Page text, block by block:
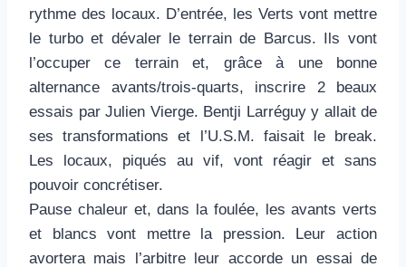
rythme des locaux. D’entrée, les Verts vont mettre
le turbo et dévaler le terrain de Barcus. Ils vont
l’occuper ce terrain et, grâce à une bonne
alternance avants/trois-quarts, inscrire 2 beaux
essais par Julien Vierge. Bentji Larréguy y allait de
ses transformations et l’U.S.M. faisait le break.
Les locaux, piqués au vif, vont réagir et sans
pouvoir concrétiser.
Pause chaleur et, dans la foulée, les avants verts
et blancs vont mettre la pression. Leur action
avortera mais l’arbitre leur accorde un essai de